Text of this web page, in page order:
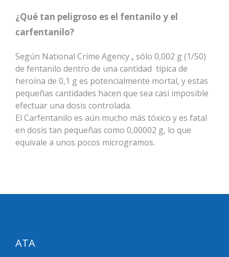
¿Qué tan peligroso es el fentanilo y el
carfentanilo?
Según National Crime Agency , sólo 0,002 g (1/50)
de fentanilo dentro de una cantidad típica de
heroína de 0,1 g es potencialmente mortal, y estas
pequeñas cantidades hacen que sea casi imposible
efectuar una dosis controlada.
El Carfentanilo es aún mucho más tóxico y es fatal
en dosis tan pequeñas como 0,00002 g, lo que
equivale a unos pocos microgramos.
ATA